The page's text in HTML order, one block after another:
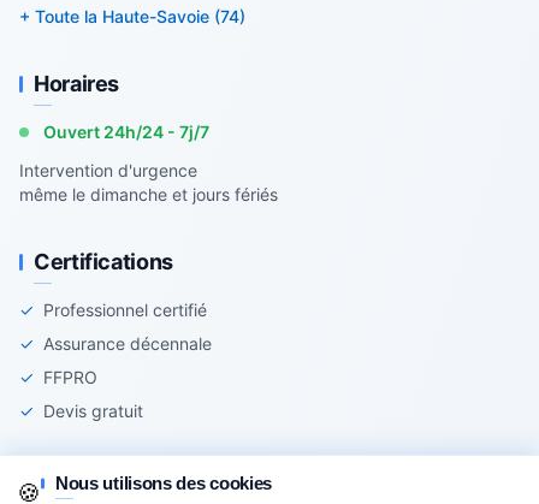
+ Toute la Haute-Savoie (74)
Horaires
Ouvert 24h/24 - 7j/7
Intervention d'urgence
même le dimanche et jours fériés
Certifications
✓ Professionnel certifié
✓ Assurance décennale
✓ FFPRO
✓ Devis gratuit
🍪 Nous utilisons des cookies